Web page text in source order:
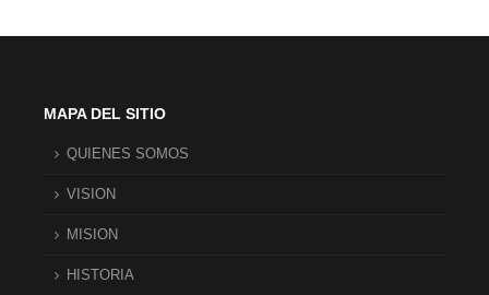
MAPA DEL SITIO
QUIENES SOMOS
VISION
MISION
HISTORIA